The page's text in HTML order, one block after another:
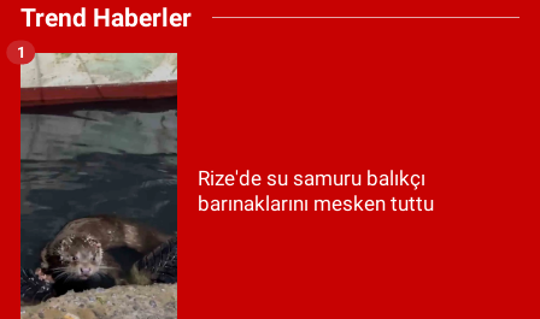
Trend Haberler
Rize'de su samuru balıkçı
barınaklarını mesken tuttu
1